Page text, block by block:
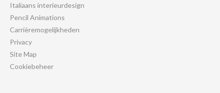
Italiaans interieurdesign
Pencil Animations
Carrièremogelijkheden
Privacy
Site Map
Cookiebeheer